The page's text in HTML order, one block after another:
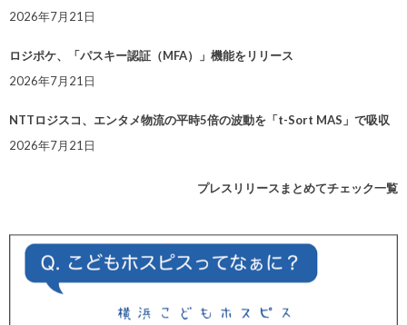
2026年7月21日
ロジポケ、「パスキー認証（MFA）」機能をリリース
2026年7月21日
NTTロジスコ、エンタメ物流の平時5倍の波動を「t-Sort MAS」で吸収
2026年7月21日
プレスリリースまとめてチェック一覧